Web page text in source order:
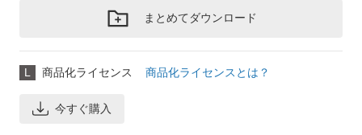
まとめてダウンロード
L 商品化ライセンス 商品化ライセンスとは？
今すぐ購入